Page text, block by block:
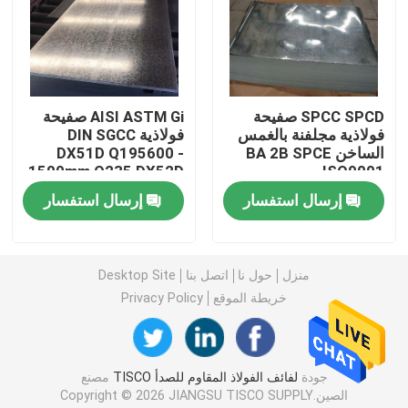
لفائف الصلب جي
شريط دائري من الفولاذ المقاوم للصدأ
قطاع الفولاذ المقاوم للصدأ
أسلاك لحام الفولاذ المقاوم للصدأ
قناة الفولاذ المقاوم للصدأ
لفائف الصلب الكربوني
SPCC SPCD صفيحة
فولاذية مجلفنة بالغمس
الساخن BA 2B SPCE
ISO9001
إرسال استفسار
AISI ASTM Gi صفيحة
فولاذية DIN SGCC
DX51D Q195600 -
1500mm Q235 DX52D
إرسال استفسار
منزل حول نا اتصل بنا
Desktop Site
خريطة الموقع
Privacy Policy
جودة لفائف الفولاذ المقاوم للصدأ TISCO
مصنع
الصين.Copyright © 2026 JIANGSU TISCO SUPPLY